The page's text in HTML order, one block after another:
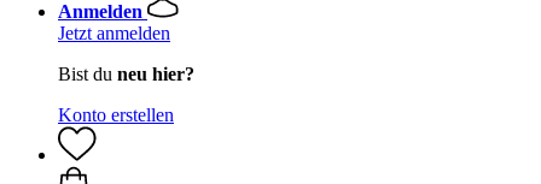
Anmelden
Jetzt anmelden
Bist du neu hier?
Konto erstellen